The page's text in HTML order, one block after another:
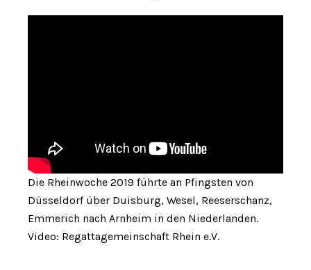
Die Rheinwoche 2019 führte an Pfingsten von
Düsseldorf über Duisburg, Wesel, Reeserschanz,
Emmerich nach Arnheim in den Niederlanden.
Video: Regattagemeinschaft Rhein e.V.